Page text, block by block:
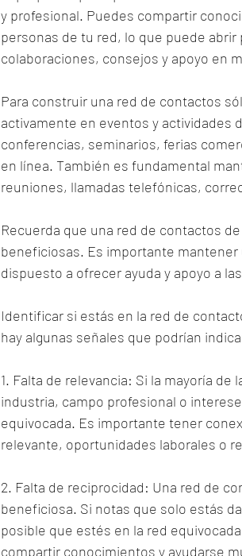
y profesional. Puedes compartir
personas de tu red, lo que puede
colaboraciones, consejos y apoyo en
Para construir una red de contactos
activamente en eventos y actividades
conferencias, seminarios, ferias
en línea. También es fundamental
reuniones, llamadas telefónicas,
Recuerda que una red de contactos
beneficiosas. Es importante
dispuesto a ofrecer ayuda y apoyo a
Identificar si estás en la red de
hay algunas señales que podrían
1. Falta de relevancia: Si la mayoría
industria, campo profesional o
equivocada. Es importante tener
relevante, oportunidades laborales o
2. Falta de reciprocidad: Una red de
beneficiosa. Si notas que solo estás
posible que estés en la red
compartir conocimientos y ayudarse